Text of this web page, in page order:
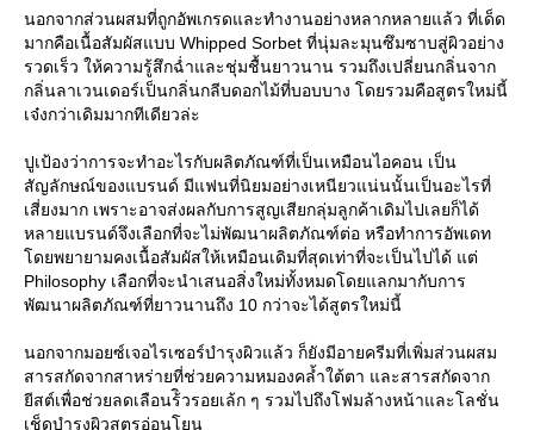
นอกจากส่วนผสมที่ถูกอัพเกรดและทำงานอย่างหลากหลายแล้ว ที่เด็ด
มากคือเนื้อสัมผัสแบบ Whipped Sorbet ที่นุ่มละมุนซึมซาบสู่ผิวอย่าง
รวดเร็ว ให้ความรู้สึกฉ่ำและชุ่มชื้นยาวนาน รวมถึงเปลี่ยนกลิ่นจาก
กลิ่นลาเวนเดอร์เป็นกลิ่นกลีบดอกไม้ที่บอบบาง โดยรวมคือสูตรใหม่นี้
เจ๋งกว่าเดิมมากทีเดียวล่ะ
ปูเป้องว่าการจะทำอะไรกับผลิตภัณฑ์ที่เป็นเหมือนไอคอน เป็น
สัญลักษณ์ของแบรนด์ มีแฟนที่นิยมอย่างเหนียวแน่นนั้นเป็นอะไรที่
เสี่ยงมาก เพราะอาจส่งผลกับการสูญเสียกลุ่มลูกค้าเดิมไปเลยก็ได้
หลายแบรนด์จึงเลือกที่จะไม่พัฒนาผลิตภัณฑ์ต่อ หรือทำการอัพเดท
ดยพยายามคงเนื้อสัมผัสให้เหมือนเดิมที่สุดเท่าที่จะเป็นไปได้ แต่
Philosophy เลือกที่จะนำเสนอสิ่งใหม่ทั้งหมดโดยแลกมากับการ
พัฒนาผลิตภัณฑ์ที่ยาวนานถึง 10 กว่าจะได้สูตรใหม่นี้
นอกจากมอยซ์เจอไรเซอร์บำรุงผิวแล้ว ก็ยังมีอายครีมที่เพิ่มส่วนผสม
สารสกัดจากสาหร่ายที่ช่วยความหมองคล้ำใต้ตา และสารสกัดจาก
ีสต์เพื่อช่วยลดเลือนร้ิวรอยเล้ก ๆ รวมไปถึงโฟมล้างหน้าและโลชั่น
เช็ดบำรุงผิวสูตรอ่อนโยน